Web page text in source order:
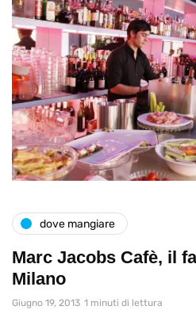
dove mangiare
Marc Jacobs Cafè, il
Milano
Giugno 19, 2013 1 minuti di lettura